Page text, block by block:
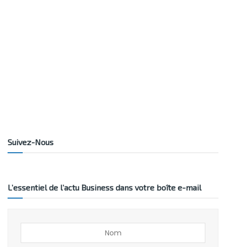
Suivez-Nous
L’essentiel de l’actu Business dans votre boîte e-mail